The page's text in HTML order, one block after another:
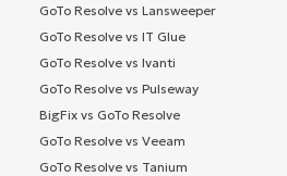
GoTo Resolve vs Lansweeper
GoTo Resolve vs IT Glue
GoTo Resolve vs Ivanti
GoTo Resolve vs Pulseway
BigFix vs GoTo Resolve
GoTo Resolve vs Veeam
GoTo Resolve vs Tanium